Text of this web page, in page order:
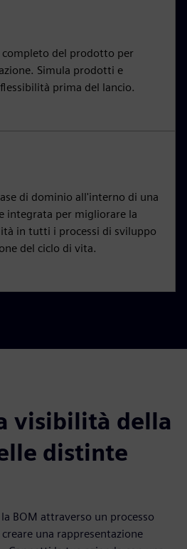
del prodotto per
Simula prodotti e
prima del lancio.
di dominio all'interno di una
integrata per migliorare la
in tutti i processi di sviluppo
del ciclo di vita.
visibilità della
distinte
BOM attraverso un processo
una rappresentazione